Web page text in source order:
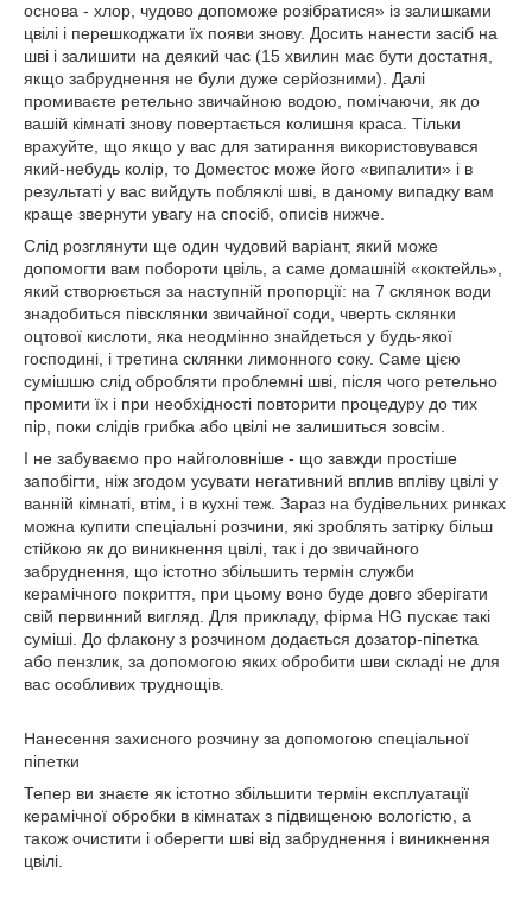
основа - хлор, чудово допоможе розібратися» із залишками
цвілі і перешкоджати їх появи знову. Досить нанести засіб на
шві і залишити на деякий час (15 хвилин має бути достатня,
якщо забруднення не були дуже серйозними). Далі
промиваєте ретельно звичайною водою, помічаючи, як до
вашій кімнаті знову повертається колишня краса. Тільки
врахуйте, що якщо у вас для затирання використовувався
який-небудь колір, то Доместос може його «випалити» і в
результаті у вас вийдуть побляклі шві, в даному випадку вам
краще звернути увагу на спосіб, описів нижче.
Слід розглянути ще один чудовий варіант, який може
допомогти вам побороти цвіль, а саме домашній «коктейль»,
який створюється за наступній пропорції: на 7 склянок води
знадобиться півсклянки звичайної соди, чверть склянки
оцтової кислоти, яка неодмінно знайдеться у будь-якої
господині, і третина склянки лимонного соку. Саме цією
сумішшю слід обробляти проблемні шві, після чого ретельно
промити їх і при необхідності повторити процедуру до тих
пір, поки слідів грибка або цвілі не залишиться зовсім.
І не забуваємо про найголовніше - що завжди простіше
запобігти, ніж згодом усувати негативний вплив впліву цвілі у
ванній кімнаті, втім, і в кухні теж. Зараз на будівельних ринках
можна купити спеціальні розчини, які зроблять затірку більш
стійкою як до виникнення цвілі, так і до звичайного
забруднення, що істотно збільшить термін служби
керамічного покриття, при цьому воно буде довго зберігати
свій первинний вигляд. Для прикладу, фірма HG пускає такі
суміші. До флакону з розчином додається дозатор-піпетка
або пензлик, за допомогою яких обробити шви складі не для
вас особливих труднощів.
Нанесення захисного розчину за допомогою спеціальної
піпетки
Тепер ви знаєте як істотно збільшити термін експлуатації
керамічної обробки в кімнатах з підвищеною вологістю, а
також очистити і оберегти шві від забруднення і виникнення
цвілі.